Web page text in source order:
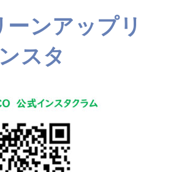
ーンアップリ
スタ